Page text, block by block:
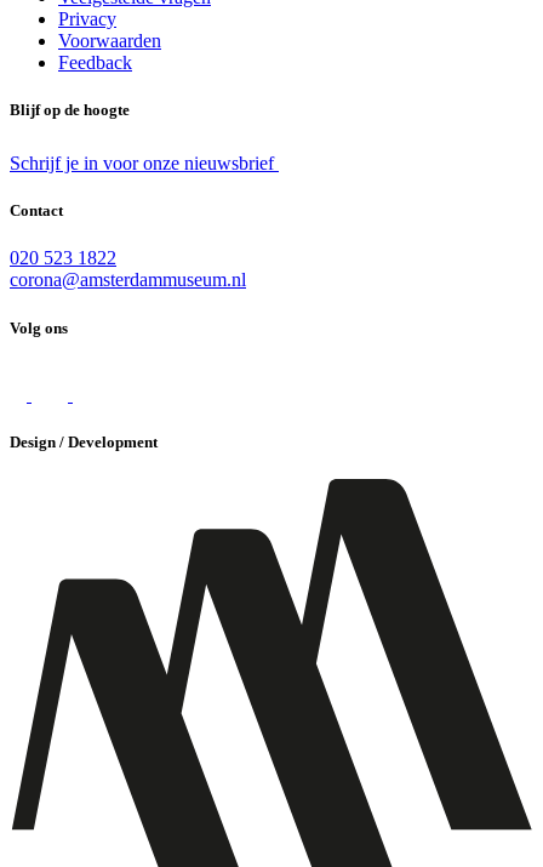
Privacy
Voorwaarden
Feedback
Blijf op de hoogte
Schrijf je in voor onze nieuwsbrief
Contact
020 523 1822
corona@amsterdammuseum.nl
Volg ons
Design / Development